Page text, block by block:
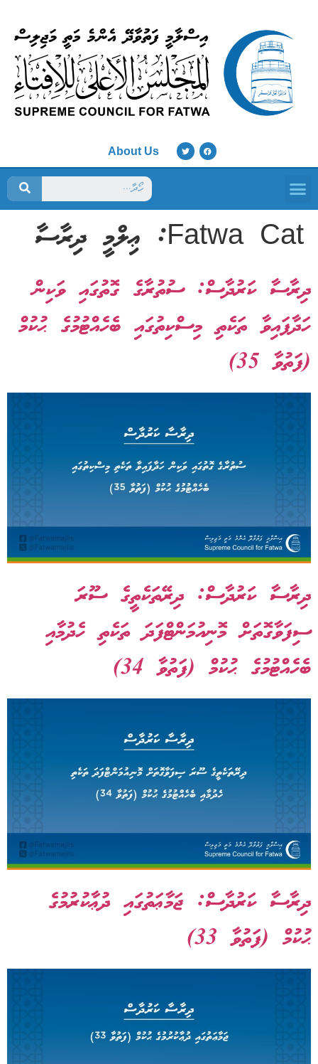
About Us
Fatwa Cat: ޢިލްމީ ދިރާސާ
ދިރާސާ ކަރުދާސް: ސުތުރާގެ ގޮތުގައި ވަކިން
ހަދާފައިވާ ތަކެތި މިސްކިތުގައި ބެހެއްޓުމުގެ ޙުކުމް
(ފަތުވާ 35)
ދިރާސާ ކަރުދާސް: ދިރޭތަކެތީގެ ސޫރަ
ސިފަވާގޮތަށް މޮނިއުމަންޓްފަދަ ތަކެތި ހެދުމާއި
ބެހެއްޓުމުގެ ޙުކުމް (ފަތުވާ 34)
ދިރާސާ ކަރުދާސް: ޖަމާޢަތުގައި ދުޢާކުރުމުގެ
ޙުކުމް (ފަތުވާ 33)